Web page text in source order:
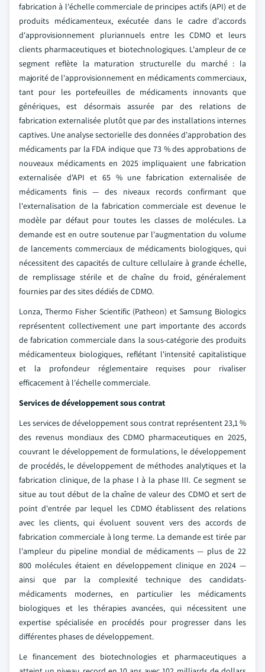
fabrication à l'échelle commerciale de principes actifs (API) et de
produits médicamenteux, exécutée dans le cadre d'accords
d'approvisionnement pluriannuels entre les CDMO et leurs
clients pharmaceutiques et biotechnologiques. L'ampleur de ce
segment reflète la maturation structurelle du marché : la
majorité de l'approvisionnement en médicaments commerciaux,
tant pour les portefeuilles de médicaments innovants que
génériques, est désormais assurée par des relations de
fabrication externalisée plutôt que par des installations internes
captives. Une analyse sectorielle des données d'approbation des
médicaments par la FDA indique que 73 % des approbations de
nouveaux médicaments en 2025 impliquaient une fabrication
externalisée d'API et 65 % une fabrication externalisée de
médicaments finis — des niveaux records confirmant que
l'externalisation de la fabrication commerciale est devenue le
modèle par défaut pour toutes les classes de molécules. La
demande est en outre soutenue par l'augmentation du volume
de lancements commerciaux de médicaments biologiques, qui
nécessitent des capacités de culture cellulaire à grande échelle,
de remplissage stérile et de chaîne du froid, généralement
fournies par des sites dédiés de CDMO.
Lonza, Thermo Fisher Scientific (Patheon) et Samsung Biologics
représentent collectivement une part importante des accords
de fabrication commerciale dans la sous-catégorie des produits
médicamenteux biologiques, reflétant l'intensité capitalistique
et la profondeur réglementaire requises pour rivaliser
efficacement à l'échelle commerciale.
Services de développement sous contrat
Les services de développement sous contrat représentent 23,1 %
des revenus mondiaux des CDMO pharmaceutiques en 2025,
couvrant le développement de formulations, le développement
de procédés, le développement de méthodes analytiques et la
fabrication clinique, de la phase I à la phase III. Ce segment se
situe au tout début de la chaîne de valeur des CDMO et sert de
point d'entrée par lequel les CDMO établissent des relations
avec les clients, qui évoluent souvent vers des accords de
fabrication commerciale à long terme. La demande est tirée par
l'ampleur du pipeline mondial de médicaments — plus de 22
800 molécules étaient en développement clinique en 2024 —
ainsi que par la complexité technique des candidats-
médicaments modernes, en particulier les médicaments
biologiques et les thérapies avancées, qui nécessitent une
expertise spécialisée en procédés pour progresser dans les
différentes phases de développement.
Le financement des biotechnologies et pharmaceutiques a